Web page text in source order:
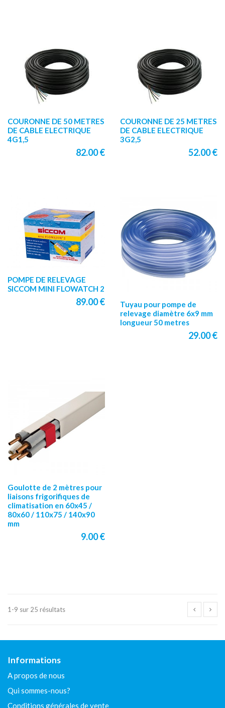
COURONNE DE 50 METRES
DE CABLE ELECTRIQUE
4G1,5
82.00 €
COURONNE DE 25 METRES
DE CABLE ELECTRIQUE
3G2,5
52.00 €
POMPE DE RELEVAGE
SICCOM MINI FLOWATCH 2
89.00 €
Tuyau pour pompe de
relevage diamètre 6x9 mm
longueur 50 metres
29.00 €
Goulotte de 2 mètres pour
liaisons frigorifiques de
climatisation en 60x45 /
80x60 / 110x75 / 140x90
mm
9.00 €
1-9 sur 25 résultats
Informations
A propos de nous
Qui sommes-nous?
Conditions générales de vente